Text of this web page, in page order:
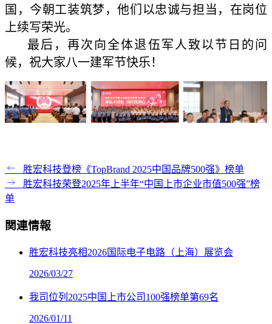
国，今朝工装筑梦，他们以忠诚与担当，在岗位
上续写荣光。
最后，再次向全体退伍军人致以节日的问
候，祝大家八一建军节快乐！
胜宏科技登榜《TopBrand 2025中国品牌500强》榜单
胜宏科技荣登2025年上半年“中国上市企业市值500强”榜
单
関連情報
胜宏科技亮相2026国际电子电路（上海）展览会
2026/03/27
我司位列2025中国上市公司100强榜单第69名
2026/01/11